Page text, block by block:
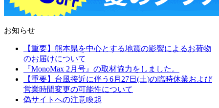
お知らせ
【重要】熊本県を中心とする地震の影響によるお荷物
のお届けについて
『MonoMax 2月号』の取材協力をしました。
【重要】台風接近に伴う6月27日(土)の臨時休業および
営業時間変更の可能性について
偽サイトへの注意喚起